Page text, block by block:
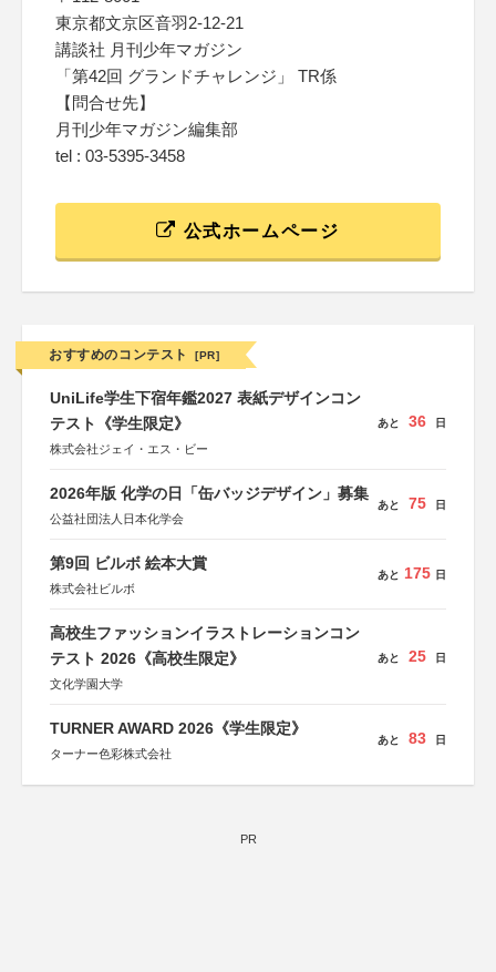
東京都文京区音羽2-12-21
講談社 月刊少年マガジン
「第42回 グランドチャレンジ」 TR係
【問合せ先】
月刊少年マガジン編集部
tel : 03-5395-3458
公式ホームページ
おすすめのコンテスト [PR]
UniLife学生下宿年鑑2027 表紙デザインコン
テスト《学生限定》
株式会社ジェイ・エス・ビー
あと 36 日
2026年版 化学の日「缶バッジデザイン」募集
公益社団法人日本化学会
あと 75 日
第9回 ビルボ 絵本大賞
株式会社ビルボ
あと 175 日
高校生ファッションイラストレーションコン
テスト 2026《高校生限定》
文化学園大学
あと 25 日
TURNER AWARD 2026《学生限定》
ターナー色彩株式会社
あと 83 日
PR